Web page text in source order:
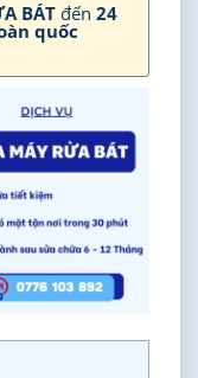
BÁTđến 24
quốc